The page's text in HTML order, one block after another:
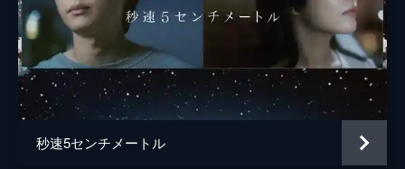
熊谷宜和
秒速5センチメートル